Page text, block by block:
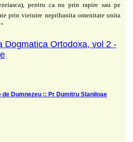
pentru ca nu prin rapire sau pe
prin vietuire neprihanita omenitate unita
Dogmatica Ortodoxa, vol 2 -
Dumnezeu :: Pr Dumitru Staniloae